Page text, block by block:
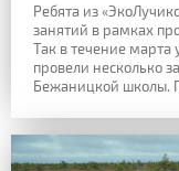
Ребята из
занятий в рамках
Так в течение марта
провели несколько
Бежаницкой школы.